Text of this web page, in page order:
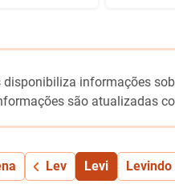
informações
são atualizadas
Lev Levi Levindo